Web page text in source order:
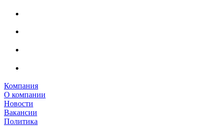
Компания
О компании
Новости
Вакансии
Политика